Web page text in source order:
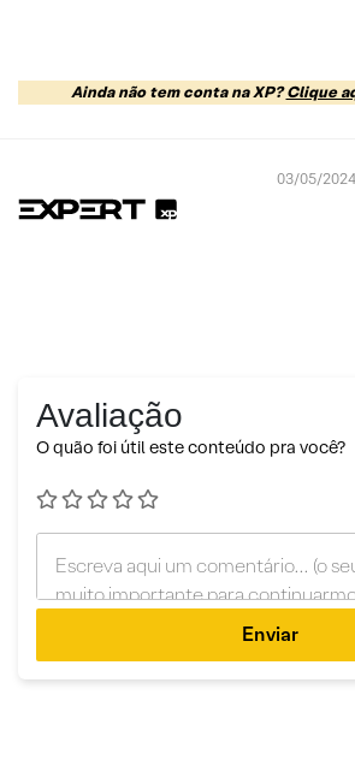
Ainda não tem conta na XP?Clique
03/05/2024
Avaliação
O quão foi útil este conteúdo pra você?
Enviar